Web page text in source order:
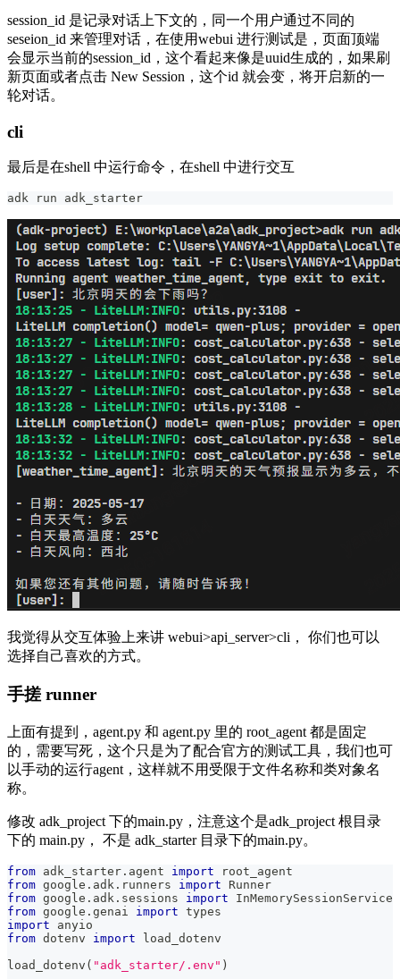
session_id 是记录对话上下文的，同一个用户通过不同的
seseion_id 来管理对话，在使用webui 进行测试是，页面顶端
会显示当前的session_id，这个看起来像是uuid生成的，如果刷
新页面或者点击 New Session，这个id 就会变，将开启新的一
轮对话。
cli
最后是在shell 中运行命令，在shell 中进行交互
adk run adk_starter
我觉得从交互体验上来讲 webui>api_server>cli， 你们也可以
选择自己喜欢的方式。
手搓 runner
上面有提到，agent.py 和 agent.py 里的 root_agent 都是固定
的，需要写死，这个只是为了配合官方的测试工具，我们也可
以手动的运行agent，这样就不用受限于文件名称和类对象名
称。
修改 adk_project 下的main.py，注意这个是adk_project 根目录
下的 main.py， 不是 adk_starter 目录下的main.py。
from adk_starter . agent import root_agent
from google . adk . runners import Runner
from google . adk . sessions import InMemorySessionService
from google . genai import types
import anyio
from dotenv import load_dotenv
load_dotenv ( "adk_starter/.env" )